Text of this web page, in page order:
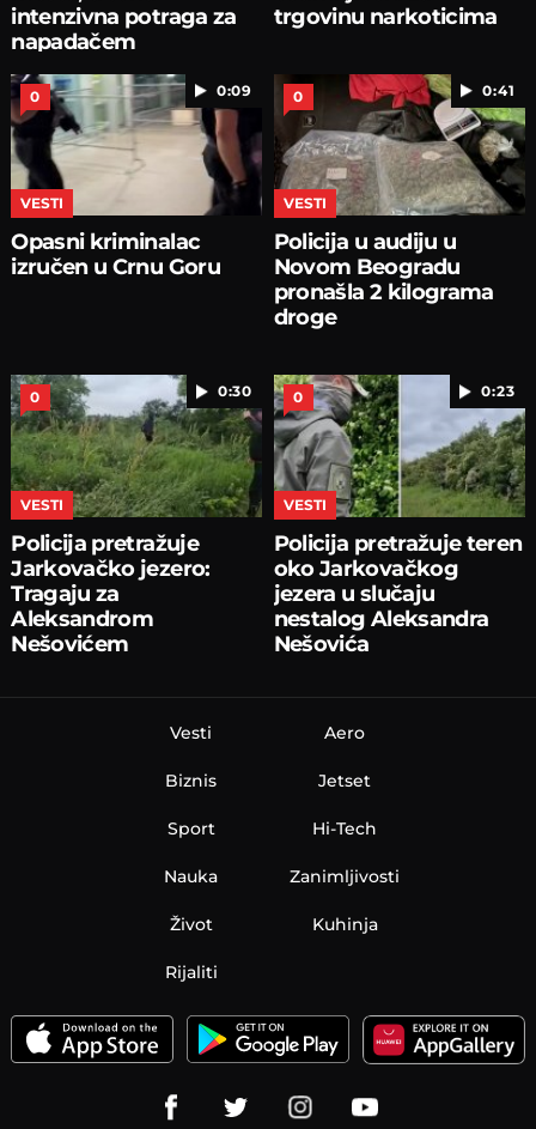
intenzivna potraga za
napadačem
trgovinu narkoticima
0:09
0
VESTI
Opasni kriminalac
izručen u Crnu Goru
0:41
0
VESTI
Policija u audiju u
Novom Beogradu
pronašla 2 kilograma
droge
0:30
0
VESTI
Policija pretražuje
Jarkovačko jezero:
Tragaju za
Aleksandrom
Nešovićem
0:23
0
VESTI
Policija pretražuje teren
oko Jarkovačkog
jezera u slučaju
nestalog Aleksandra
Nešovića
Vesti
Biznis
Sport
Nauka
Aero
Jetset
Hi-Tech
Zanimljivosti
Život Kuhinja
Rijaliti